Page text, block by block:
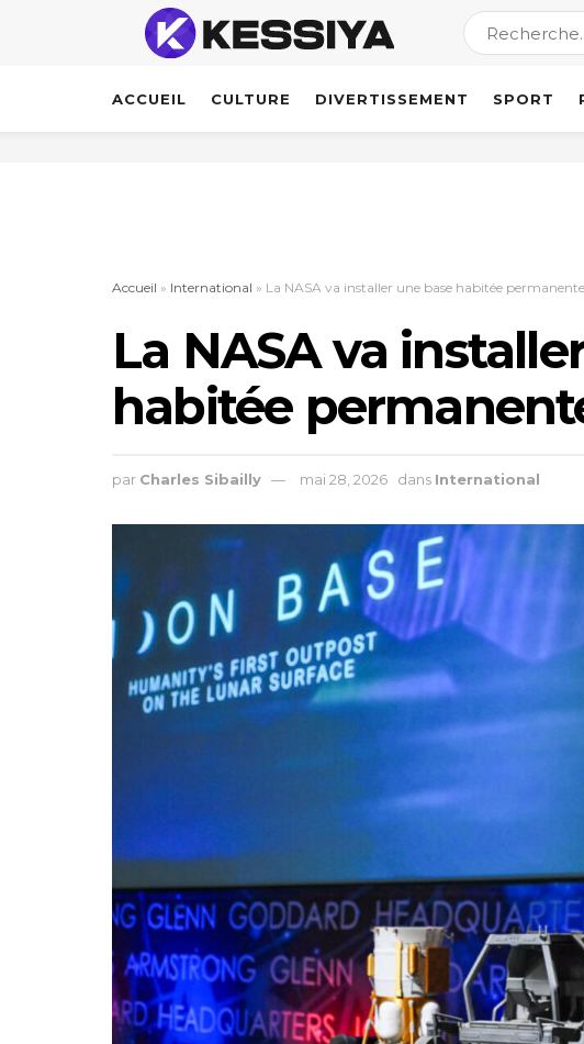
ACCUEIL CULTURE DIVERTISSEMENT SPORT
Accueil » International » La NASA va installer une base habitée
La NASA va
habitée
par Charles Sibailly mai 28, 2026 dans International